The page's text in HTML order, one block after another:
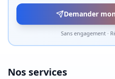
Demander
Sans engagement ·
Nos services